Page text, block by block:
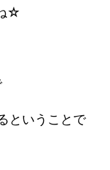
☆
ということで